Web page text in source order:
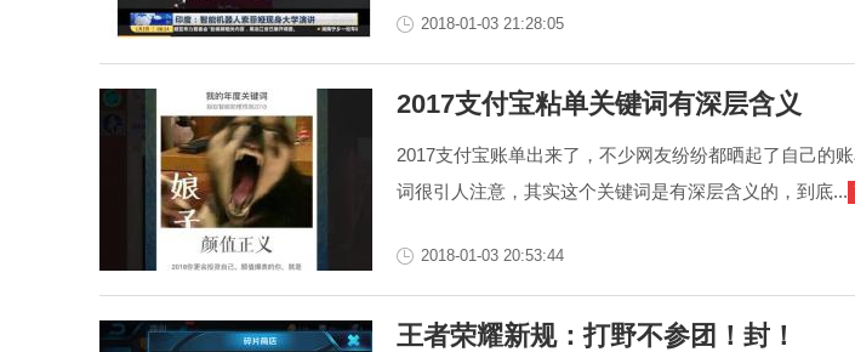
2018-01-03 21:28:05
2017支付宝粘单关键词有深层含义
2017支付宝账单出来了，不少网友纷纷都晒起了自己的
词很引人注意，其实这个关键词是有深层含义的，到底...
2018-01-03 20:53:44
王者荣耀新规：打野不参团！封！